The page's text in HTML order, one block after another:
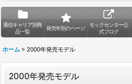
通信キャリア別商
品一覧
発売年別のページ
モックセンター公
式ブログ
ホーム > 2000年発売モデル
2000年発売モデル